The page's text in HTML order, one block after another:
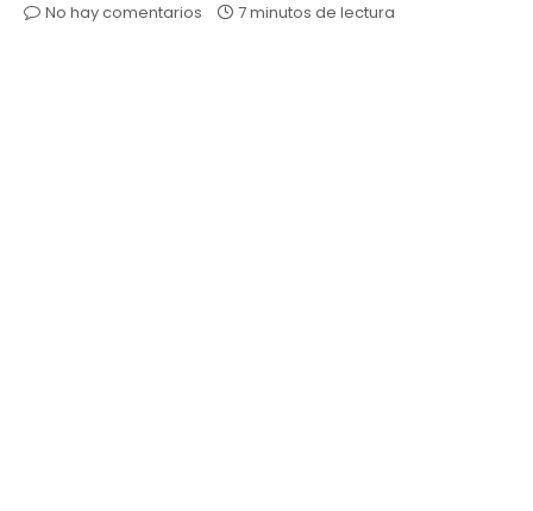
No hay comentarios
7 minutos de lectura